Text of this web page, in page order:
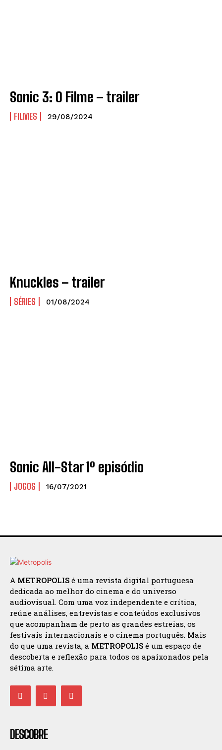
Sonic 3: O Filme – trailer
FILMES 29/08/2024
Knuckles – trailer
SÉRIES 01/08/2024
Sonic All-Star 1º episódio
JOGOS 16/07/2021
A METROPOLIS é uma revista digital portuguesa
dedicada ao melhor do cinema e do universo
audiovisual. Com uma voz independente e crítica,
reúne análises, entrevistas e conteúdos exclusivos
que acompanham de perto as grandes estreias, os
festivais internacionais e o cinema português. Mais
do que uma revista, a METROPOLIS é um espaço de
descoberta e reflexão para todos os apaixonados pela
sétima arte.
DESCOBRE